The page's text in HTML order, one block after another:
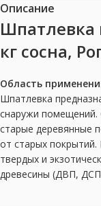
Описание
Шпатлевка
кг сосна,
Область
Шпатлевка
снаружи
старые деревянные
от старых
твердых и
древесины (ДВП,